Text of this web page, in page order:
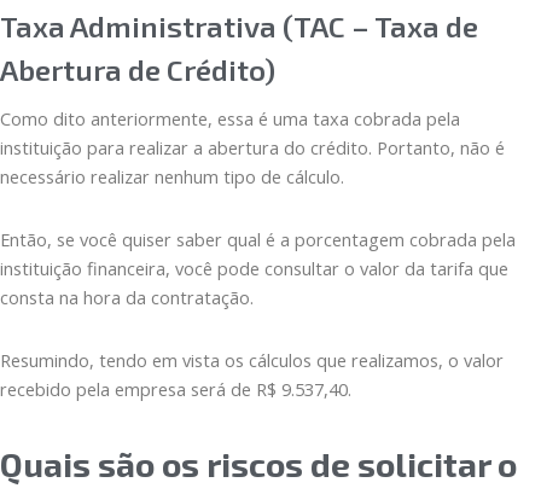
Taxa Administrativa (TAC – Taxa de
Abertura de Crédito)
Como dito anteriormente, essa é uma taxa cobrada pela
instituição para realizar a abertura do crédito. Portanto, não é
necessário realizar nenhum tipo de cálculo.
Então, se você quiser saber qual é a porcentagem cobrada pela
instituição financeira, você pode consultar o valor da tarifa que
consta na hora da contratação.
Resumindo, tendo em vista os cálculos que realizamos, o valor
recebido pela empresa será de R$ 9.537,40.
Quais são os riscos de solicitar o